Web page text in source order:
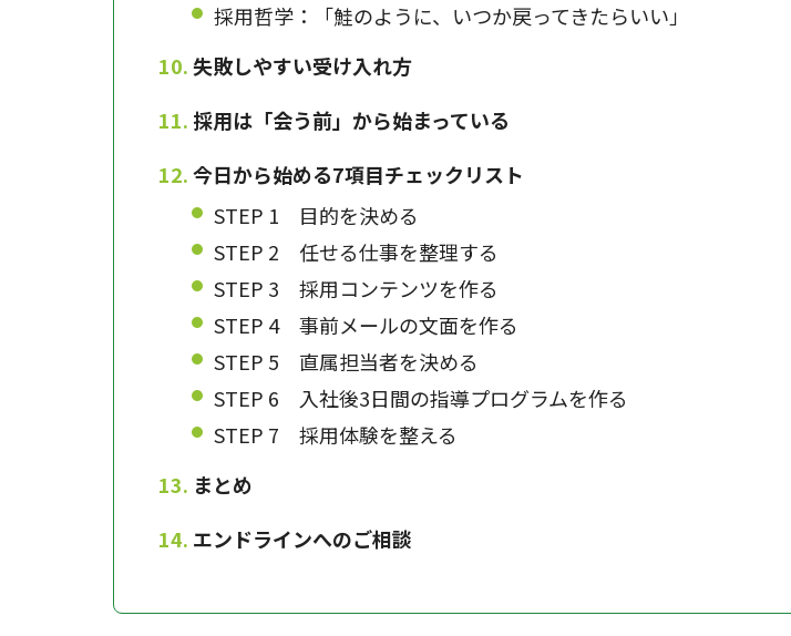
採用哲学：「鮭のように、いつか戻ってきたらいい」
失敗しやすい受け入れ方
採用は「会う前」から始まっている
今日から始める7項目チェックリスト
STEP 1 目的を決める
STEP 2 任せる仕事を整理する
STEP 3 採用コンテンツを作る
STEP 4 事前メールの文面を作る
STEP 5 直属担当者を決める
STEP 6 入社後3日間の指導プログラムを作る
STEP 7 採用体験を整える
まとめ
エンドラインへのご相談